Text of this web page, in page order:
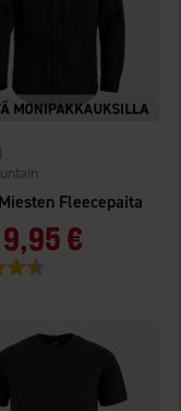
Fleecepaita
9,95 €